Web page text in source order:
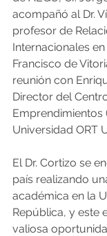
acompañó al Dr.
profesor de
Internacionales
Francisco de
reunión con
Director del
Emprendimientos
Universidad ORT
El Dr. Cortizo se
país realizando
académica en la
República, y este
valiosa